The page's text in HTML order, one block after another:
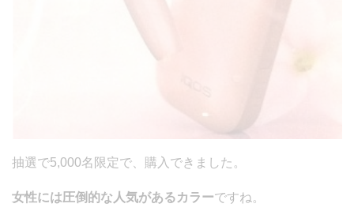
抽選で5,000名限定で、購入できました。
女性には圧倒的な人気があるカラーですね。